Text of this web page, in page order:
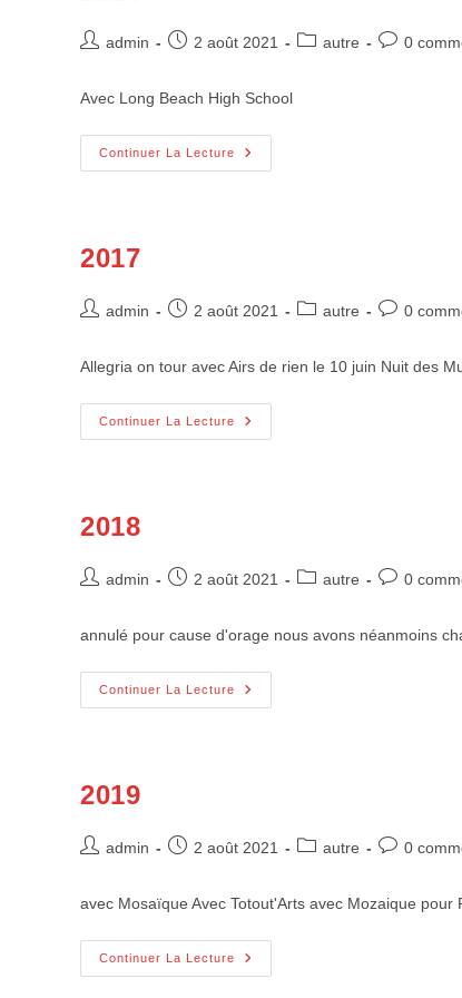
Auteur/autrice
publication :
admin
Publication
2 août 2021
Postautre 0
Avec Long Beach High School
Continuer La Lecture 2016
2017
Auteur/autrice
publication :
admin
Publication
2 août 2021
Postautre 0
Allegria on tour avec Airs de rien le 10 juin Nuit des
Continuer La Lecture 2017
2018
Auteur/autrice
publication :
admin
Publication
2 août 2021
Postautre 0
annulé pour cause d'orage nous avons néanmoins
Continuer La Lecture 2018
2019
Auteur/autrice
admin
Publication
2 août 2021
Postautre
publication :
0
avec Mosaïque Avec Totout'Arts avec Mozaique pour
Continuer La Lecture 2019